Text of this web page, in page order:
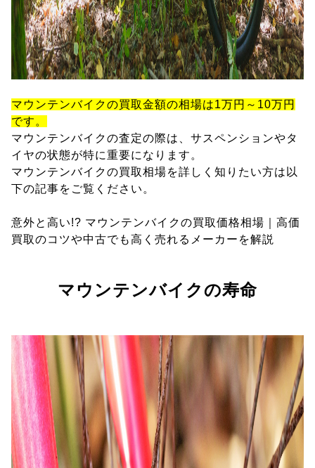
マウンテンバイクの買取金額の相場は1万円～10万円
です。
マウンテンバイクの査定の際は、サスペンションやタ
イヤの状態が特に重要になります。
マウンテンバイクの買取相場を詳しく知りたい方は以
下の記事をご覧ください。
意外と高い!? マウンテンバイクの買取価格相場｜高価
買取のコツや中古でも高く売れるメーカーを解説
マウンテンバイクの寿命